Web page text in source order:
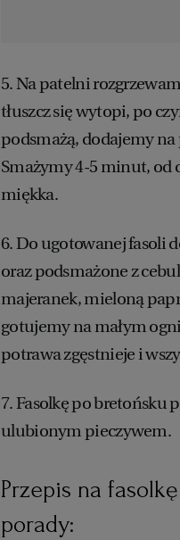
5. Na patelni
tłuszcz się wytopi, po
podsmażą, dodajemy
Smażymy 4-5 minut, od
miękka.
6. Do ugotowanej fasoli
oraz podsmażone z
majeranek, mieloną
gotujemy na małym
potrawa zgęstnieje i
7. Fasolkę po bretońsku
ulubionym pieczywem.
Przepis na
porady: